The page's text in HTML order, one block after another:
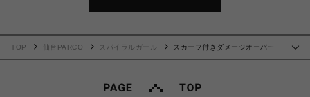
TOP 仙台PARCO スパイラルガール
スカーフ付きダメージオーバーニ